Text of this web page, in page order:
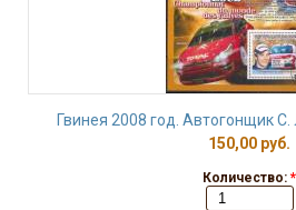
Гвинея 2008 год. Автогонщик
150,00 руб.
Количество: *